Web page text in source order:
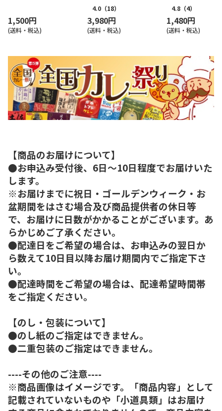
1,500円
(送料・税込)
4.0 （18）
3,980円
(送料・税込)
4.8 （4）
1,480円
(送料・税込)
【商品のお届けについて】
●お申込み受付後、6日～10日程度でお届けいた
します。
※お届けまでに祝日・ゴールデンウィーク・お
盆期間をはさむ場合及び商品提供者の休日等
で、お届けに日数がかかることがございます。あ
らかじめご了承ください。
●配達日をご希望の場合は、お申込みの翌日か
ら数えて10日目以降お届け期間内でご指定下さ
い。
●配達時間をご希望の場合は、配達希望時間帯
をご指定ください。
【のし・包装について】
●のし紙のご指定はできません。
●二重包装のご指定はできません。
----その他のご注意----
※商品画像はイメージです。「商品内容」として
記載されていないものや「小道具類」はお届け